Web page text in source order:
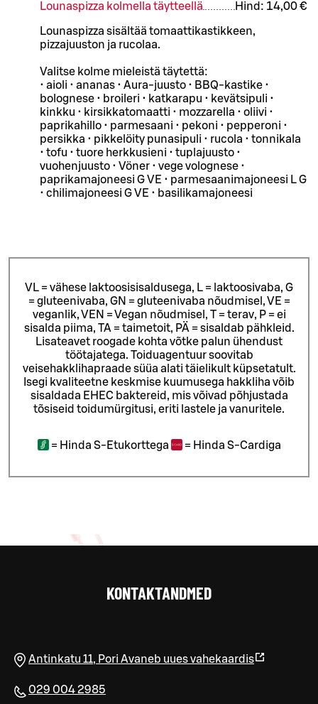
Lounaspizza kolmella täytteellä Hind: 14,00 €
Lounaspizza sisältää tomaattikastikkeen,
pizzajuuston ja rucolaa.
Valitse kolme mieleistä täytettä:
• aioli • ananas • Aura-juusto • BBQ-kastike •
bolognese • broileri • katkarapu • kevätsipuli •
kinkku • kirsikkatomaatti • mozzarella • oliivi •
paprikahillo • parmesaani • pekoni • pepperoni •
persikka • pikkelöity punasipuli • rucola • tonnikala
• tofu • tuore herkkusieni • tuplajuusto •
vuohenjuusto • Vöner • vege volognese •
paprikamajoneesi G VE • parmesaanimajoneesi L G
• chilimajoneesi G VE • basilikamajoneesi
VL = vähese laktoosisisaldusega, L = laktoosivaba, G
= gluteenivaba, GN = gluteenivaba nõudmisel, VE =
veganlik, VEN = Vegan nõudmisel, T = terav, P = ei
sisalda piima, TA = taimetoit, PÄ = sisaldab pähkleid.
Lisateavet roogade kohta võtke palun ühendust
töötajatega. Toiduagentuur soovitab
veisehakklihapraade süüa alati täielikult küpsetatult.
Isegi kvaliteetne keskmise kuumusega hakkliha võib
sisaldada EHEC baktereid, mis võivad põhjustada
tõsiseid toidumürgitusi, eriti lastele ja vanuritele.
= Hinda S-Etukorttega = Hinda S-Cardiga
KONTAKTANDMED
Antinkatu 11, Pori Avaneb uues vahekaardis
029 004 2985